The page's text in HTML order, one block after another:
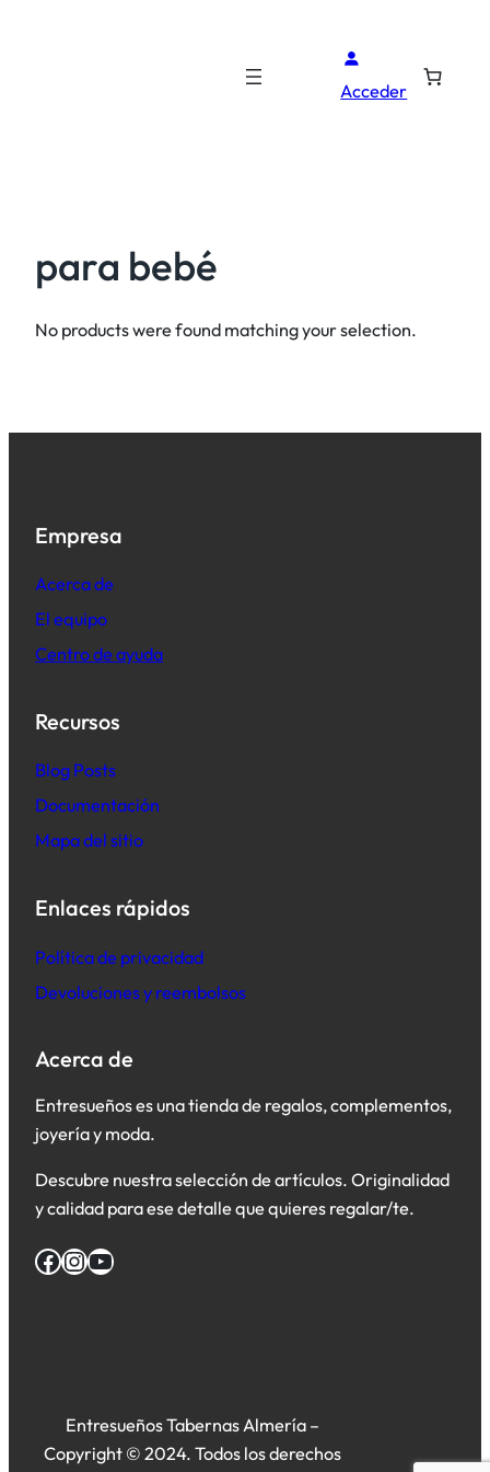
Acceder
para bebé
No products were found matching your selection.
Empresa
Acerca de
El equipo
Centro de ayuda
Recursos
Blog Posts
Documentación
Mapa del sitio
Enlaces rápidos
Política de privacidad
Devoluciones y reembolsos
Acerca de
Entresueños es una tienda de regalos, complementos,
joyería y moda.
Descubre nuestra selección de artículos. Originalidad
y calidad para ese detalle que quieres regalar/te.
Facebook InstagramYouTube
Entresueños Tabernas Almería –
Copyright © 2024. Todos los derechos